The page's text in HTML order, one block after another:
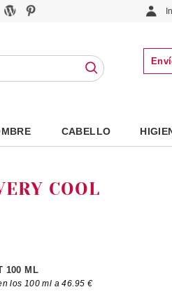
CABELLO
COOL
100 ML
los 100 ml a 46.95 €